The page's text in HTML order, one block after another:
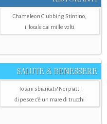
Chameleon Clubbing Stintino,
il locale dai mille volti
SALUTE & BENESSERE
Totani sbiancati? Nei piatti
di pesce c'è un mare di trucchi